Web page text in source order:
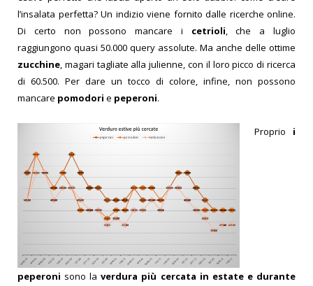
l’insalata perfetta? Un indizio viene fornito dalle ricerche online.
Di certo non possono mancare i cetrioli, che a luglio
raggiungono quasi 50.000 query assolute. Ma anche delle ottime
zucchine, magari tagliate alla julienne, con il loro picco di ricerca
di 60.500. Per dare un tocco di colore, infine, non possono
mancare pomodori e peperoni.
Proprio i
peperoni sono laverdura più cercata in estate e durante